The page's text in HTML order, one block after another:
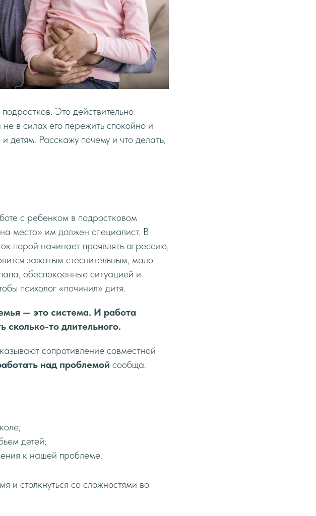
Это действительно
в силах его пережить спокойно и
детям. Расскажу почему и что делать,
с ребенком в подростковом
место» им должен специалист. В
порой начинает проявлять агрессию,
зажатым стеснительным, мало
обеспокоенные ситуацией и
психолог «починил» дитя.
— это система. И работа
сколько-то длительного.
сопротивление совместной
над проблемой сообща.
детей;
к нашей проблеме.
и столкнуться со сложностями во